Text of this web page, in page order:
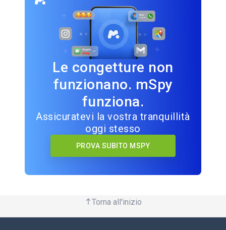
Le congetture non
funzionano. mSpy
funziona.
Assicuratevi la vostra tranquillità
oggi stesso
PROVA SUBITO MSPY
Torna all'inizio